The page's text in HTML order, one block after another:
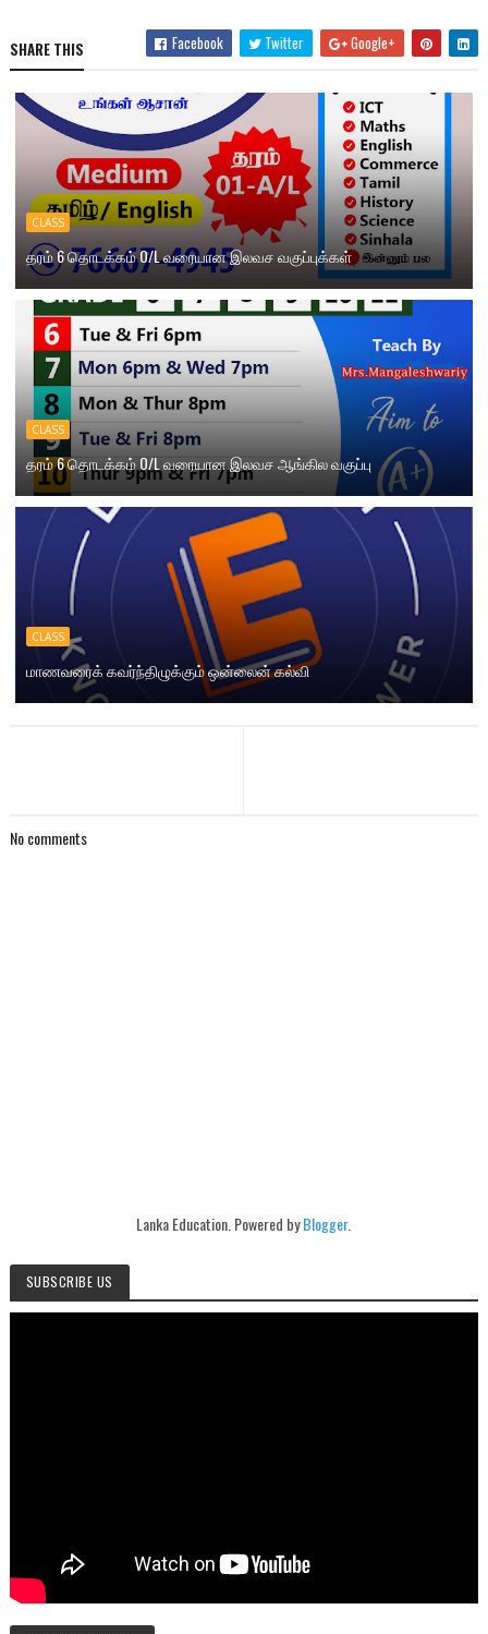
SHARE THIS Facebook Twitter Google+
CLASS
தரம் 6 தொடக்கம் O/L வரையான இலவச வகுப்புக்கள்
CLASS
தரம் 6 தொடக்கம் O/L வரையான இலவச ஆங்கில வகுப்பு
CLASS
மாணவரைக் கவர்ந்திழுக்கும் ஒன்லைன் கல்வி
No comments
Lanka Education. Powered byBlogger.
SUBSCRIBE US